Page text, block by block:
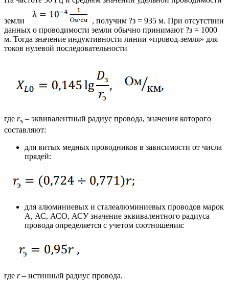
земли
, получим ?з = 935 м. При отсутствии
данных о проводимости земли обычно принимают ?з = 1000
м. Тогда значение индуктивности линии «провод-земля» для
токов нулевой последовательности
где rэ – эквивалентный радиус провода, значения которого
составляют:
для витых медных проводников в зависимости от числа
прядей:
для алюминиевых и сталеалюминиевых проводов марок
А, АС, АСО, АСУ значение эквивалентного радиуса
провода определяется с учетом соотношения:
где r– истинный радиус провода.